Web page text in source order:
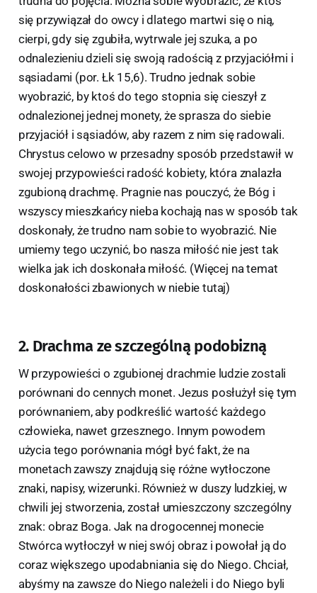
się przywiązał do owcy i dlatego martwi się o nią,
cierpi, gdy się zgubiła, wytrwale jej szuka, a po
odnalezieniu dzieli się swoją radością z przyjaciółmi i
sąsiadami (por. Łk 15,6). Trudno jednak sobie
wyobrazić, by ktoś do tego stopnia się cieszył z
odnalezionej jednej monety, że sprasza do siebie
przyjaciół i sąsiadów, aby razem z nim się radowali.
Chrystus celowo w przesadny sposób przedstawił w
swojej przypowieści radość kobiety, która znalazła
zgubioną drachmę. Pragnie nas pouczyć, że Bóg i
wszyscy mieszkańcy nieba kochają nas w sposób tak
doskonały, że trudno nam sobie to wyobrazić. Nie
umiemy tego uczynić, bo nasza miłość nie jest tak
wielka jak ich doskonała miłość. (Więcej na temat
doskonałości zbawionych w niebie tutaj)
2. Drachma ze szczególną podobizną
W przypowieści o zgubionej drachmie ludzie zostali
porównani do cennych monet. Jezus posłużył się tym
porównaniem, aby podkreślić wartość każdego
człowieka, nawet grzesznego. Innym powodem
użycia tego porównania mógł być fakt, że na
monetach zawszy znajdują się różne wytłoczone
znaki, napisy, wizerunki. Również w duszy ludzkiej, w
chwili jej stworzenia, został umieszczony szczególny
znak: obraz Boga. Jak na drogocennej monecie
Stwórca wytłoczył w niej swój obraz i powołał ją do
coraz większego upodabniania się do Niego. Chciał,
abyśmy na zawsze do Niego należeli i do Niego byli